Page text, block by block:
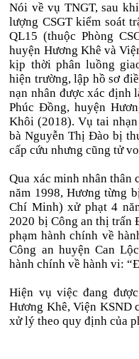
Nói về vụ TNGT, sau
lượng CSGT kiểm soát
QL15 (thuộc Phòng
huyện Hương Khê và
kịp thời phân luồng
hiện trường, lập hồ sơ
nạn nhân được xác định
Phúc Đồng, huyện
Khôi (2018). Vụ tai
bà Nguyễn Thị Đào bị
cấp cứu nhưng cũng tử
Qua xác minh nhân thân
năm 1998, Hương từng
Chí Minh) xử phạt 4
2020 bị Công an thị trấn
phạm hành chính về
Công an huyện Can
hành chính về hành vi:
Hiện vụ việc đang
Hương Khê, Viện KSND
xử lý theo quy định của